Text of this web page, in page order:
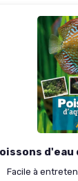
d'eau
Facile à